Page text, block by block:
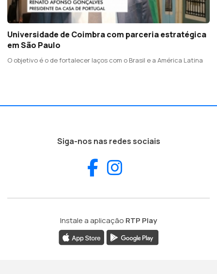
Universidade de Coimbra com parceria estratégica
em São Paulo
O objetivo é o de fortalecer laços com o Brasil e a América Latina
Siga-nos nas redes sociais
Facebook
Instale a aplicação RTP Play